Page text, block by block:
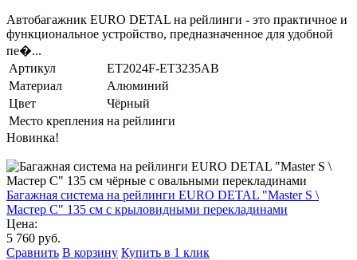
Автобагажник EURO DETAL на рейлинги - это практичное и
функциональное устройство, предназначенное для удобной
пе�...
Артикул
ET2024F-ET3235AB
Материал
Алюминий
Цвет
Чёрный
Место крепления на рейлинги
Новинка!
Багажная система на рейлинги EURO DETAL "Master S \
Мастер С" 135 см с крыловидными перекладинами
Цена:
5 760 руб.
Сравнить В корзину Купить в 1 клик